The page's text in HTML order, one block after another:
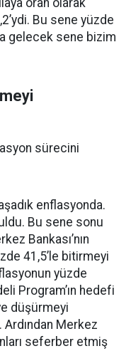
oran olarak
Bu sene yüzde
gelecek sene bizim
sürecini
enflasyonda.
Bu sene sonu
Bankası’nın
41,5’le bitirmeyi
yüzde
Program’ın hedefi
düşürmeyi
Merkez
seferber etmiş